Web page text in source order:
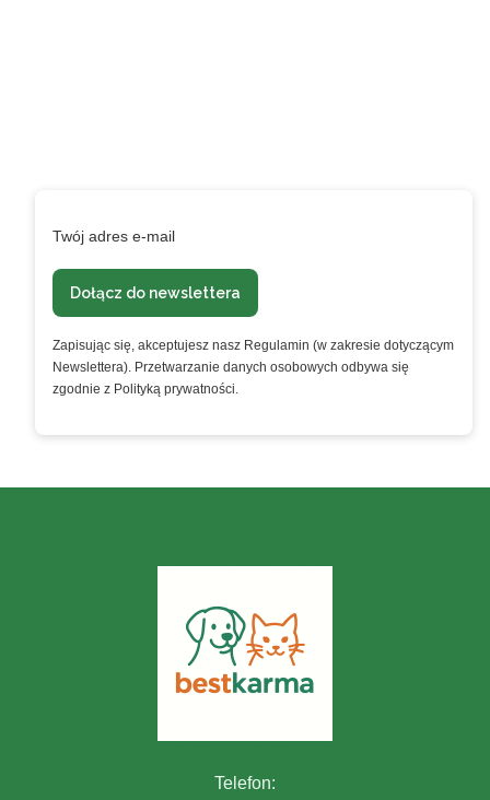
Twój adres e-mail
Dołącz do newslettera
Zapisując się, akceptujesz nasz Regulamin (w zakresie dotyczącym
Newslettera). Przetwarzanie danych osobowych odbywa się
zgodnie z Polityką prywatności.
Telefon: